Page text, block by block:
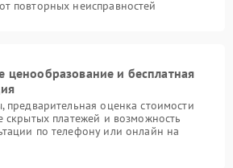
повторных неисправностей
ценообразование и бесплатная
предварительная оценка стоимости
скрытых платежей и возможность
по телефону или онлайн на